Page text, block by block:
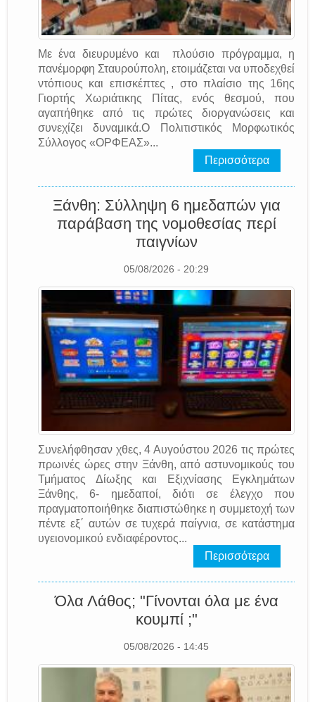
Με ένα διευρυμένο και πλούσιο πρόγραμμα, η
πανέμορφη Σταυρούπολη, ετοιμάζεται να υποδεχθεί
ντόπιους και επισκέπτες , στο πλαίσιο της 16ης
Γιορτής Χωριάτικης Πίτας, ενός θεσμού, που
αγαπήθηκε από τις πρώτες διοργανώσεις και
συνεχίζει δυναμικά.Ο Πολιτιστικός Μορφωτικός
Σύλλογος «ΟΡΦΕΑΣ»...
Περισσότερα
Ξάνθη: Σύλληψη 6 ημεδαπών για
παράβαση της νομοθεσίας περί
παιγνίων
05/08/2026 - 20:29
Συνελήφθησαν χθες, 4 Αυγούστου 2026 τις πρώτες
πρωινές ώρες στην Ξάνθη, από αστυνομικούς του
Τμήματος Δίωξης και Εξιχνίασης Εγκλημάτων
Ξάνθης, 6- ημεδαποί, διότι σε έλεγχο που
πραγματοποιήθηκε διαπιστώθηκε η συμμετοχή των
πέντε εξ΄ αυτών σε τυχερά παίγνια, σε κατάστημα
υγειονομικού ενδιαφέροντος...
Περισσότερα
Όλα Λάθος; "Γίνονται όλα με ένα
κουμπί ;"
05/08/2026 - 14:45